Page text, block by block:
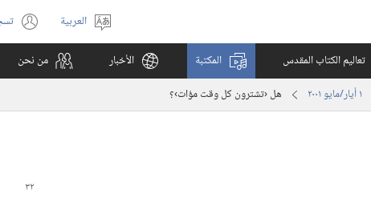
اختر
اللغة
العربية
تعاليم الكتاب المقدس المكتبة الأخبار من نحن
هل ‹تشترون كل وقت مؤات›؟‏